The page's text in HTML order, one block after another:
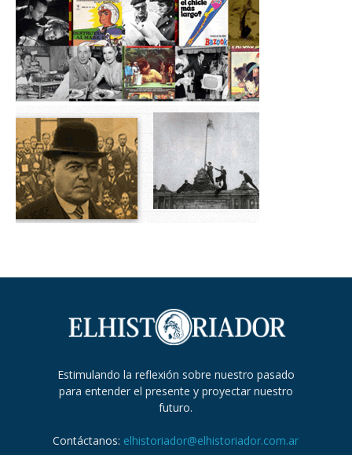
Estimulando la reflexión sobre nuestro pasado
para entender el presente y proyectar nuestro
futuro.
Contáctanos: elhistoriador@elhistoriador.com.ar